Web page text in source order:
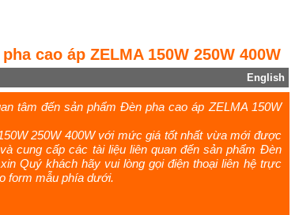
cao áp ZELMA 150W 250W 400W
English
tâm đến sản phẩm Đèn pha cao áp ZELMA 150W
250W 400W với mức giá tốt nhất vừa mới được
cung cấp các tài liệu liên quan đến sản phẩm Đèn
Quý khách hãy vui lòng gọi điện thoại liên hệ trực
form mẫu phía dưới.